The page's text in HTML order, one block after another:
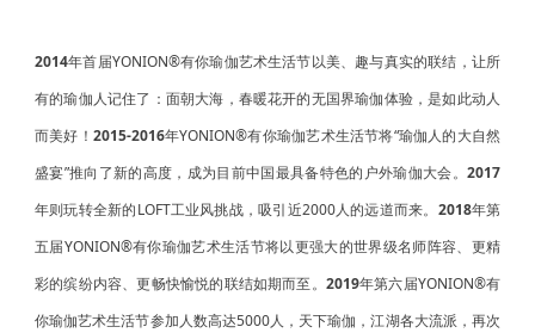
2014年首届YONION®有你瑜伽艺术生活节以美、趣与真实的联结，让所
有的瑜伽人记住了：面朝大海，春暖花开的无国界瑜伽体验，是如此动人
而美好！ 2015-2016年YONION®有你瑜伽艺术生活节将“瑜伽人的大自然
盛宴”推向了新的高度，成为目前中国最具备特色的户外瑜伽大会。2017
年则玩转全新的LOFT工业风挑战，吸引近2000人的远道而来。 2018年第
五届YONION®有你瑜伽艺术生活节将以更强大的世界级名师阵容、更精
彩的缤纷内容、更畅快愉悦的联结如期而至。 2019年第六届YONION®有
你瑜伽艺术生活节参加人数高达5000人，天下瑜伽，江湖各大流派，再次